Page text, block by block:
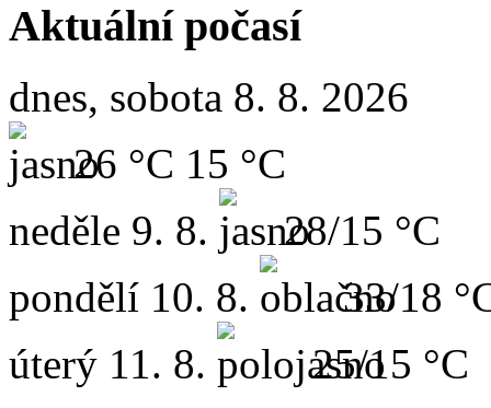
Aktuální počasí
dnes, sobota 8. 8. 2026
26 °C 15 °C
neděle 9. 8.
28/15 °C
pondělí 10. 8.
33/18
úterý 11. 8. 25/15 °C